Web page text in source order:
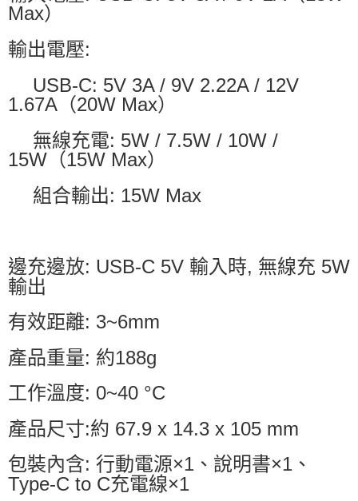
Max）
輸出電壓:
USB-C: 5V 3A / 9V 2.22A / 12V
1.67A（20W Max）
無線充電: 5W / 7.5W / 10W /
15W（15W Max）
組合輸出: 15W Max
邊充邊放: USB-C 5V 輸入時, 無線充 5W
輸出
有效距離: 3~6mm
產品重量: 約188g
工作溫度: 0~40 °C
產品尺寸:約 67.9 x 14.3 x 105 mm
包裝內含: 行動電源×1、說明書×1、
Type-C to C充電線×1